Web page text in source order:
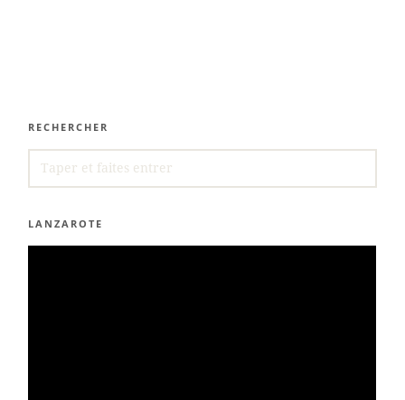
RECHERCHER
FOR:
LANZAROTE